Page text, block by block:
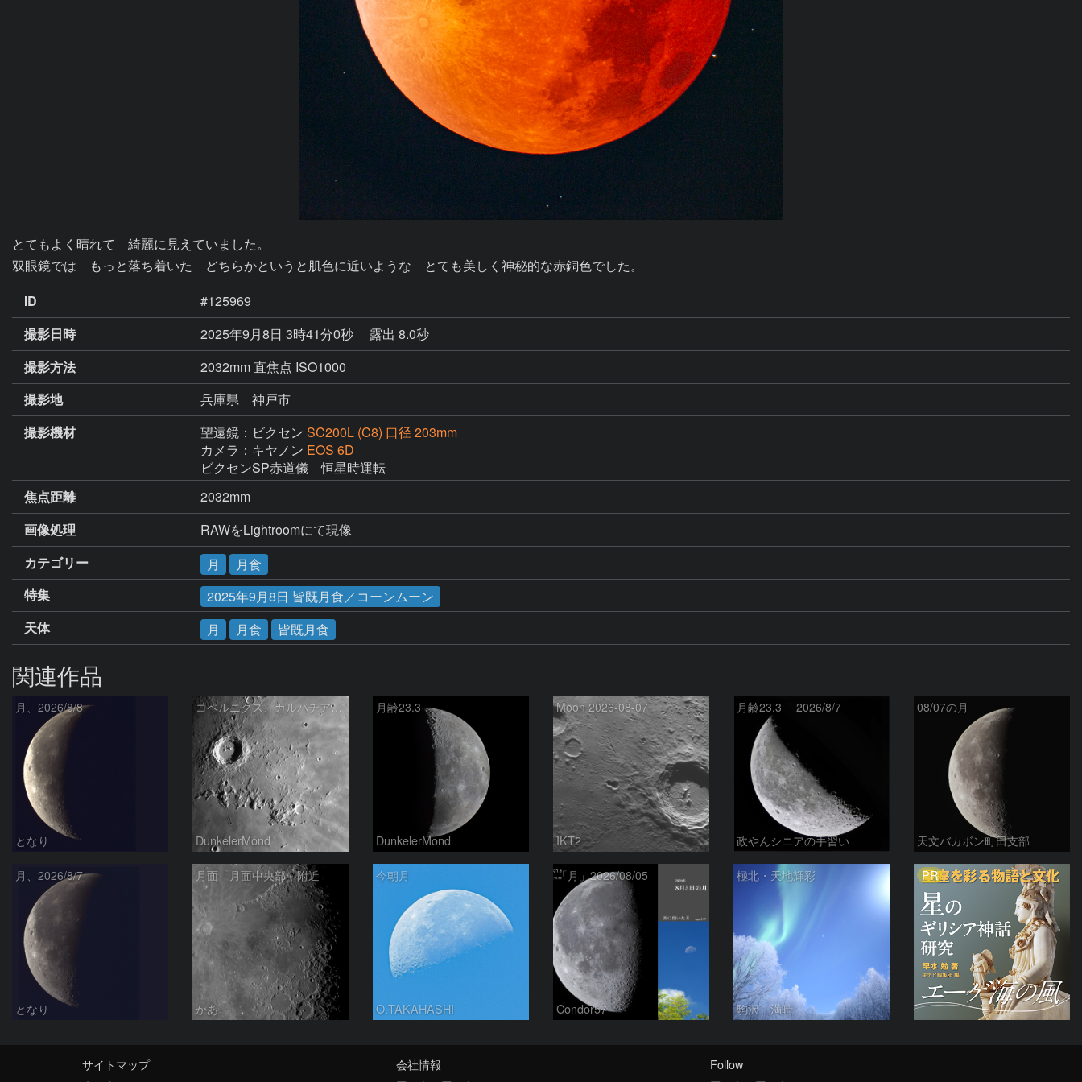
とてもよく晴れて　綺麗に見えていました。
双眼鏡では　もっと落ち着いた　どちらかというと肌色に近いような　とても美しく神秘的な赤銅色でした。
ID
#125969
撮影日時
2025年9月8日 3時41分0秒
露出 8.0秒
撮影方法
2032mm 直焦点 ISO1000
撮影地
兵庫県 神戸市
撮影機材
望遠鏡：ビクセン SC200L (C8) 口径 203mm
カメラ：キヤノン EOS 6D
ビクセンSP赤道儀　恒星時運転
焦点距離
2032mm
画像処理
RAWをLightroomにて現像
カテゴリー
月
月食
特集
2025年9月8日 皆既月食／コーンムーン
天体
月 月食 皆既月食
関連作品
月、2026/8/8
となり
コペルニクス、カルパチア山脈付近
DunkelerMond
月齢23.3
DunkelerMond
Moon 2026-08-07
IKT2
月齢23.3 2026/8/7
政やんシニアの手習い
08/07の月
天文バカボン町田支部
月、2026/8/7
となり
月面「月面中央部」附近
かあ
今朝月
O.TAKAHASHI
「月」2026/08/05
Condor57
極北・天地輝彩
駒沢 満晴
PR
サイトマップ
会社情報
Follow